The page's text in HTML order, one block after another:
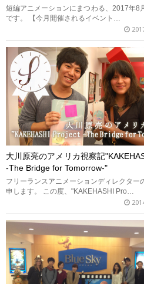
短編アニメーションにまつわる、2017年8
です。 【今月開催されるイベント…
大川原亮のアメリカ視察記
-The Bridge for Tomorrow-"
フリーランスアニメーションディレクター
申します。 この度、"KAKEHASHI Pro…